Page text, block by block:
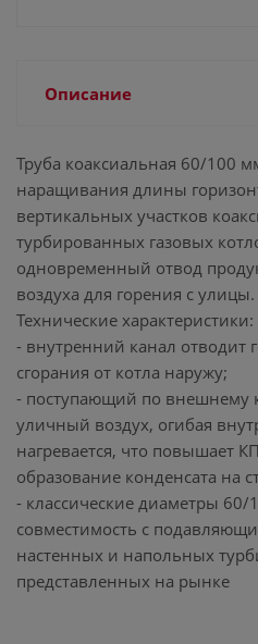
Описание
Труба коаксиальная 60/100
наращивания длины
вертикальных участков
турбированных газовых
одновременный отвод
воздуха для горения с улицы.
Технические характеристики:
- внутренний канал отводит
сгорания от котла наружу;
- поступающий по внешнему
уличный воздух, огибая
нагревается, что повышает
образование конденсата на
- классические диаметры
совместимость с
настенных и напольных
представленных на рынке